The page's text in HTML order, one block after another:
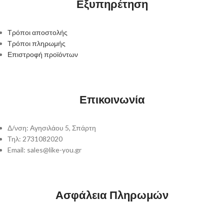
συσκευασία του και όλα τα έγγραφα, όπως το παραλάβατε.
αρκετά μεταφορικά επιπλέον.
Εξυπηρέτηση
Τρόποι αποστολής
Τρόποι πληρωμής
Επιστροφή προϊόντων
Επικοινωνία
Δ/νση: Αγησιλάου 5, Σπάρτη
Τηλ: 2731082020
Email: sales@like-you.gr
Ασφάλεια Πληρωμών